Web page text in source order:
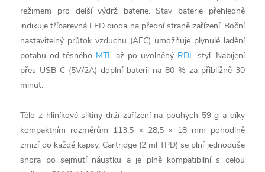
režimem pro delší výdrž baterie. Stav baterie přehledně
indikuje tříbarevná LED dioda na přední straně zařízení. Boční
nastavitelný průtok vzduchu (AFC) umožňuje plynulé ladění
potahu od těsného MTL až po uvolněný RDLstyl. Nabíjení
přes USB-C (5V/2A) doplní baterii na 80 % za přibližně 30
minut.
Tělo z hliníkové slitiny drží zařízení na pouhých 59 g a díky
kompaktním rozměrům 113,5 × 28,5 × 18 mm pohodlně
zmizí do každé kapsy. Cartridge (2 ml TPD) se plní jednoduše
shora po sejmutí náustku a je plně kompatibilní s celou